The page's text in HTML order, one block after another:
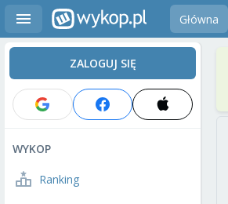
Główna
ZALOGUJ SIĘ
WYKOP
Ranking